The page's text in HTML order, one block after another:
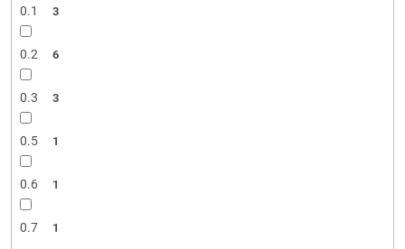
0.1 3
0.2 6
0.3 3
0.5 1
0.6 1
0.7 1